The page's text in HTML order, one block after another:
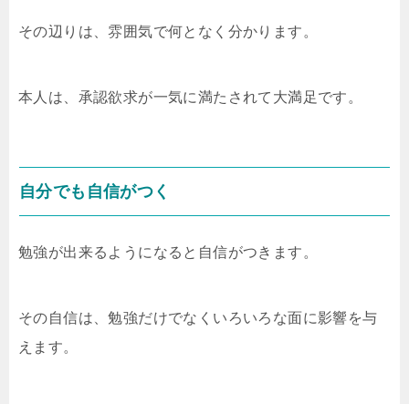
その辺りは、雰囲気で何となく分かります。
本人は、承認欲求が一気に満たされて大満足です。
自分でも自信がつく
勉強が出来るようになると自信がつきます。
その自信は、勉強だけでなくいろいろな面に影響を与
えます。